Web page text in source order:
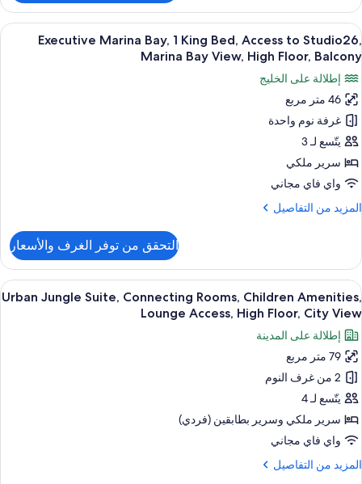
شقة
إستديو
كلوب
استعراض
جميع
صور
Executive
Marina
Bay,
1
King
Bed,
Access
to
Bay
View,
High
Floor,
Balcony
6
Executive Marina Bay, 1 King Bed, Access to Studio26,
Marina Bay View, High Floor, Balcony
إطلالة على الخليج
46 متر مربع
غرفة نوم واحدة
يتّسع لـ 3
سرير ملكي
واي فاي مجاني
المزيد من التفاصيل
المزيد
Executive
Marina
Bay,
1
Bed,
Access
to
Studio26,
Marina
View,
High
Balcony
التحقق من توفر الغرف والأسعار
استعراض
جميع
صور
Urban
Jungle
Suite,
Connecting
Rooms,
Children
Amenities,
Lounge
أغطية فراش متميزة وميني بار وخزنة
5
Urban Jungle Suite, Connecting Rooms, Children Amenities,
Lounge Access, High Floor, City View
إطلالة على المدينة
79 متر مربع
2 من غرف النوم
يتّسع لـ 4
سرير ملكي‫‬ وسرير بطابقين (فردي)
واي فاي مجاني
المزيد من التفاصيل
المزيد